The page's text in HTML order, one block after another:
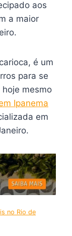
aos
a maior
é um
para se
mesmo
Ipanema
em
no Rio de